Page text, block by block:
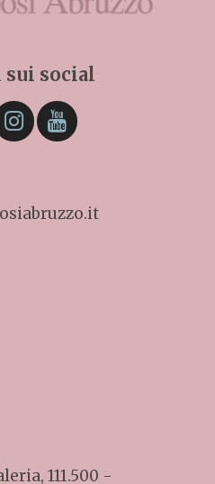
sui social
111.500 -